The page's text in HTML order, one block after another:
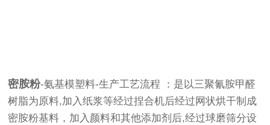
密胺粉-氨基模塑料-生产工艺流程 ：是以三聚氰胺甲醛
树脂为原料,加入纸浆等经过捏合机后经过网状烘干制成
密胺粉基料，加入颜料和其他添加剂后,经过球磨筛分设